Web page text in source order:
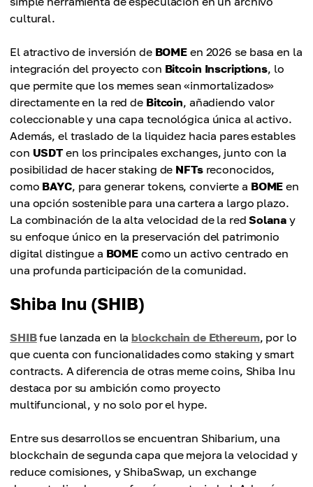
cultural.
El atractivo de inversión de BOME en 2026 se basa en la
integración del proyecto con Bitcoin Inscriptions, lo
que permite que los memes sean «inmortalizados»
directamente en la red de Bitcoin, añadiendo valor
coleccionable y una capa tecnológica única al activo.
Además, el traslado de la liquidez hacia pares estables
con USDT en los principales exchanges, junto con la
posibilidad de hacer staking de NFTsreconocidos,
como BAYC, para generar tokens, convierte a BOME en
una opción sostenible para una cartera a largo plazo.
La combinación de la alta velocidad de la redSolanay
su enfoque único en la preservación del patrimonio
digital distingue a BOME como un activo centrado en
una profunda participación de la comunidad.
Shiba Inu (SHIB)
SHIBfue lanzada en lablockchain de Ethereum, por lo
que cuenta con funcionalidades como staking y smart
contracts. A diferencia de otras meme coins, Shiba Inu
destaca por su ambición como proyecto
multifuncional, y no solo por el hype.
Entre sus desarrollos se encuentran Shibarium, una
blockchain de segunda capa que mejora la velocidad y
reduce comisiones, y ShibaSwap, un exchange